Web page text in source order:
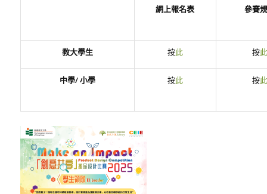
網上報名表 參賽
教大學生 按此 按
中學/ 小學 按此 按